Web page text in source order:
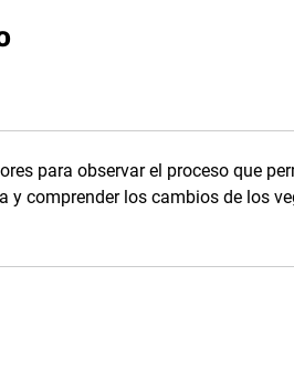
para observar el proceso que
comprender los cambios de los